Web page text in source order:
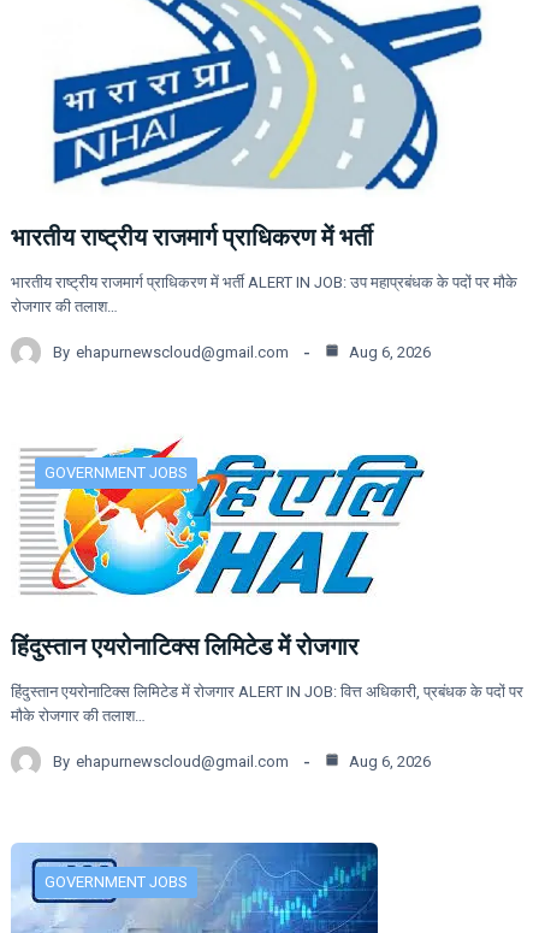
भारतीय राष्ट्रीय राजमार्ग प्राधिकरण में भर्ती
भारतीय राष्ट्रीय राजमार्ग प्राधिकरण में भर्ती ALERT IN JOB: उप महाप्रबंधक के पदों पर मौके
रोजगार की तलाश…
By ehapurnewscloud@gmail.com Aug 6, 2026
GOVERNMENT JOBS
हिंदुस्तान एयरोनाटिक्स लिमिटेड में रोजगार
हिंदुस्तान एयरोनाटिक्स लिमिटेड में रोजगार ALERT IN JOB: वित्त अधिकारी, प्रबंधक के पदों पर
मौके रोजगार की तलाश…
By ehapurnewscloud@gmail.com Aug 6, 2026
GOVERNMENT JOBS